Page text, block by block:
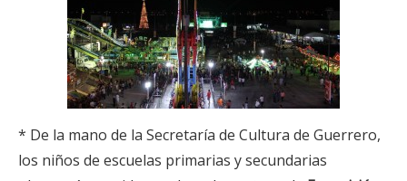
* De la mano de la Secretaría de Cultura de Guerrero,
los niños de escuelas primarias y secundarias